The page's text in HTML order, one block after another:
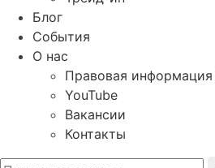
Блог
События
О нас
Правовая информация
YouTube
Вакансии
Контакты